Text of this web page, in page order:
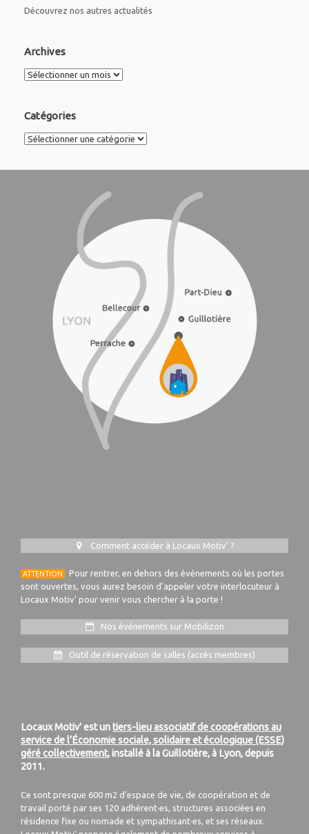
Découvrez nos autres actualités
Archives
Archives
Catégories
Catégories
Comment accéder à Locaux Motiv' ?
ATTENTION
Pour rentrer, en dehors des événements où les portes
sont ouvertes, vous aurez besoin d'appeler votre interlocuteur à
Locaux Motiv' pour venir vous chercher à la porte !
Nos événements sur Mobilizon
Outil de réservation de salles (accès membres)
Locaux Motiv' est untiers-lieu associatif de coopérations au
service de l’Économie sociale, solidaire et écologique (ESSE)
géré collectivement, installé à la Guillotière, à Lyon, depuis
2011.
Ce sont presque 600 m2 d'espace de vie, de coopération et de
travail porté par ses 120 adhérent·es, structures associées en
résidence fixe ou nomade et sympathisant·es, et ses réseaux.